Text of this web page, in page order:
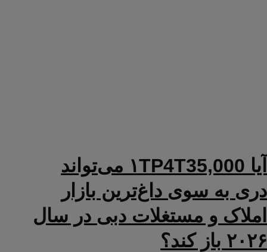
آیا ۱TP4T35,000 می‌تواند
دری به سوی داغ‌ترین بازار
املاک و مستغلات دبی در سال
۲۰۲۶ باز کند؟